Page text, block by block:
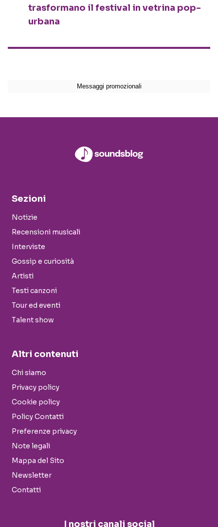
trasformano il festival in vetrina pop-
urbana
Sezioni
Notizie
Recensioni musicali
Interviste
Gossip e curiosità
Artisti
Testi canzoni
Tour ed eventi
Talent show
Altri contenuti
Chi siamo
Privacy policy
Cookie policy
Policy Contatti
Preferenze privacy
Note legali
Mappa del Sito
Newsletter
Contatti
I nostri canali social